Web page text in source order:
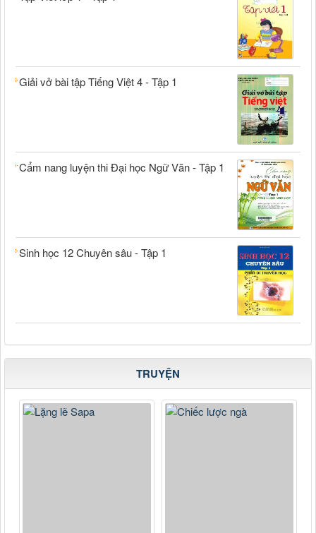
Giải vở bài tập Tiếng Việt 4 - Tập 1
Cẩm nang luyện thi Đại học Ngữ Văn - Tập 1
Sinh học 12 Chuyên sâu - Tập 1
TRUYỆN